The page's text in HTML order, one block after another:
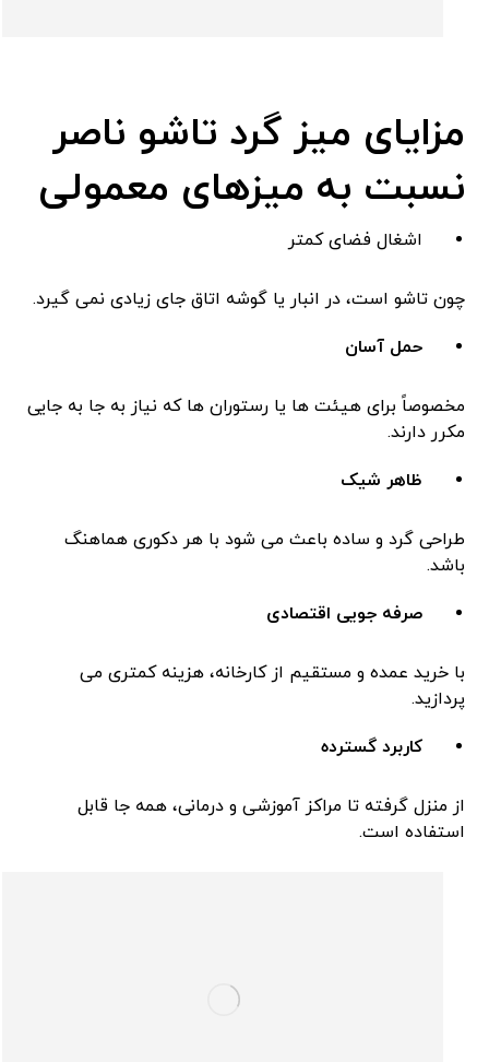
مزایای میز گرد تاشو ناصر
نسبت به میزهای معمولی
اشغال فضای کمتر
چون تاشو است، در انبار یا گوشه اتاق جای زیادی نمی ‌گیرد.
حمل آسان
مخصوصاً برای هیئت ‌ها یا رستوران ‌ها که نیاز به جا به‌ جایی
مکرر دارند.
ظاهر شیک
طراحی گرد و ساده باعث می ‌شود با هر دکوری هماهنگ
باشد.
صرفه ‌جویی اقتصادی
با خرید عمده و مستقیم از کارخانه، هزینه کمتری می‌
پردازید.
کاربرد گسترده
از منزل گرفته تا مراکز آموزشی و درمانی، همه ‌جا قابل
استفاده است.